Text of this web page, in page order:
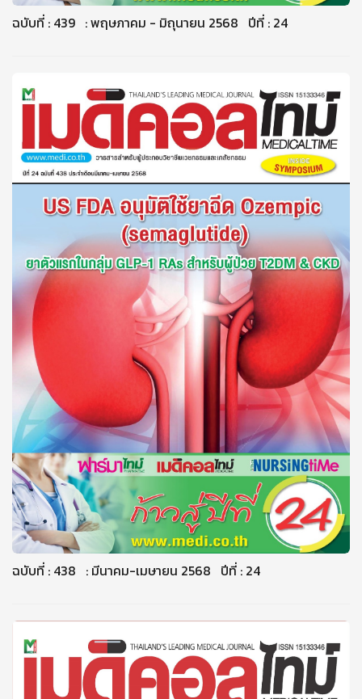
ฉบับที่ : 439 : พฤษภาคม - มิถุนายน 2568 ปีที่ : 24
ฉบับที่ : 438 : มีนาคม-เมษายน 2568 ปีที่ : 24